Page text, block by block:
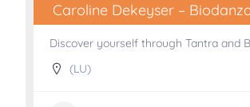
Caroline Dekeyser –
Discover yourself through Tantra and
(LU)